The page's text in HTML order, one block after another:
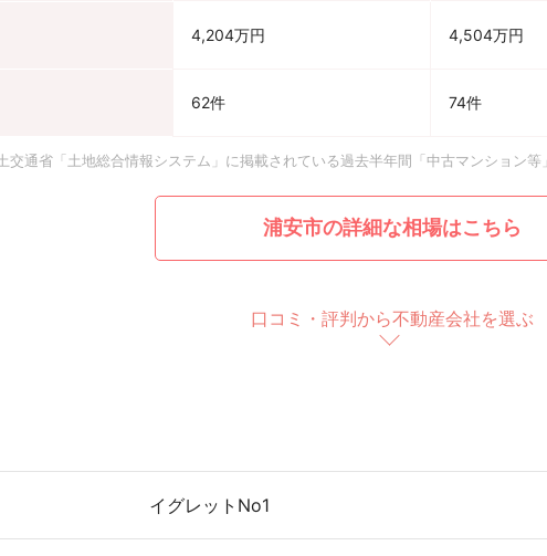
4,204万円 4,504万円
62件 74件
交通省「土地総合情報システム」に掲載されている過去半年間「中古マンション等
浦安市の詳細な相場はこちら
口コミ・評判から不動産会社を選ぶ
イグレットNo1